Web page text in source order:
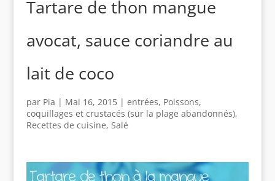
Tartare de thon mangue
avocat, sauce coriandre au
lait de coco
par Pia | Mai 16, 2015| entrées, Poissons,
coquillages et crustacés (sur la plage abandonnés),
Recettes de cuisine, Salé